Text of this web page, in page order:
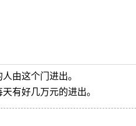
由这个门进出。
有好几万元的进出。